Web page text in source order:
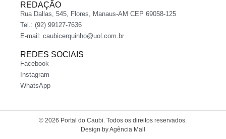
REDAÇÃO
Rua Dallas, 545, Flores, Manaus-AM CEP 69058-125
Tel.: (92) 99127-7636
E-mail: caubicerquinho@uol.com.br
REDES SOCIAIS
Facebook
Instagram
WhatsApp
© 2026 Portal do Caubi. Todos os direitos reservados.
Design by Agência Mall